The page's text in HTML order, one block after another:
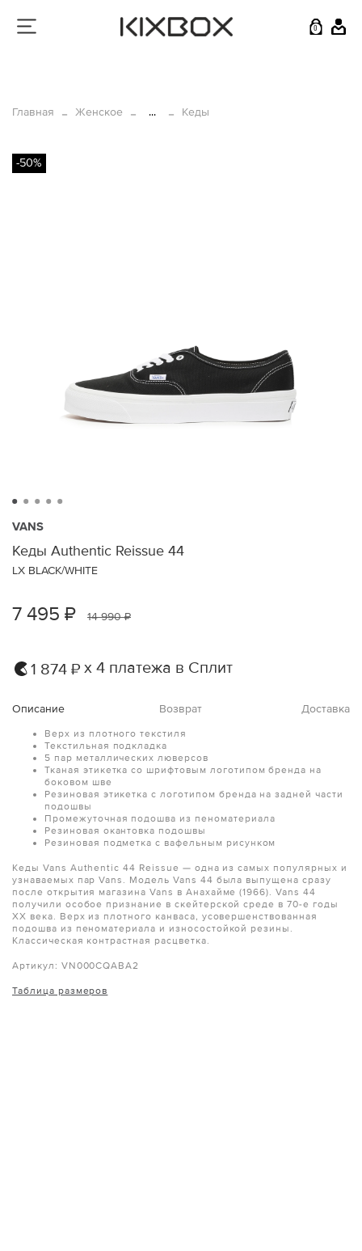
0
Главная Женское ... Кеды
-50%
VANS
Кеды Authentic Reissue 44
LX BLACK/WHITE
7 495 ₽ 14 990 ₽
1 874 ₽ х 4 платежа в Сплит
Описание Возврат Доставка
Верх из плотного текстиля
Текстильная подкладка
5 пар металлических люверсов
Тканая этикетка со шрифтовым логотипом бренда на
боковом шве
Резиновая этикетка с логотипом бренда на задней части
подошвы
Промежуточная подошва из пеноматериала
Резиновая окантовка подошвы
Резиновая подметка с вафельным рисунком
Кеды Vans Authentic 44 Reissue — одна из самых популярных и
узнаваемых пар Vans. Модель Vans 44 была выпущена сразу
после открытия магазина Vans в Анахайме (1966). Vans 44
получили особое признание в скейтерской среде в 70-е годы
XX века. Верх из плотного канваса, усовершенствованная
подошва из пеноматериала и износостойкой резины.
Классическая контрастная расцветка.
Артикул: VN000CQABA2
Таблица размеров